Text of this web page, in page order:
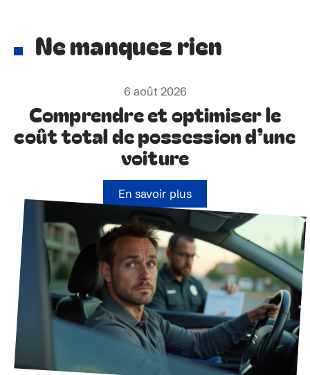
Ne manquez rien
6 août 2026
Comprendre et optimiser le
coût total de possession d’une
voiture
En savoir plus